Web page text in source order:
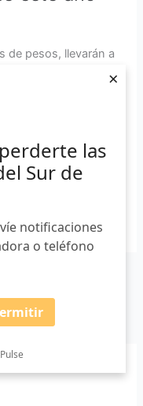
las
Sur de
notificaciones
o teléfono
×
de pesos, llevarán a
con el Grullo. Este